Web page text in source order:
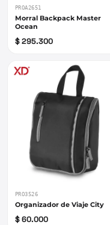
PROA2651
Morral Backpack Master
Ocean
$ 295.300
PRO3526
Organizador de Viaje City
$ 60.000